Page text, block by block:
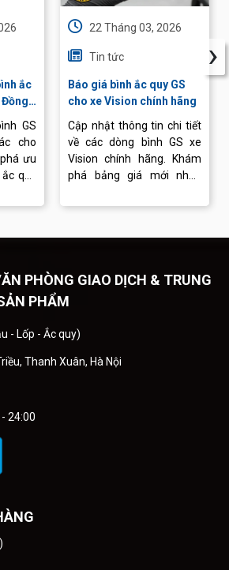
ắc
Đồng
GS
cho
ưu
quy
quy
22 Tháng 03, 2026
Tin tức
Báo giá bình ắc quy GS
cho xe Vision chính hãng
Cập nhật thông tin chi tiết
về các dòng bình GS xe
Vision chính hãng. Khám
phá bảng giá mới nhất,
hợp và dịch vụ thay ắc quy
›
PHÒNG GIAO DỊCH & TRUNG
PHẨM
- Lốp - Ắc quy)
Thanh Xuân, Hà Nội
24:00